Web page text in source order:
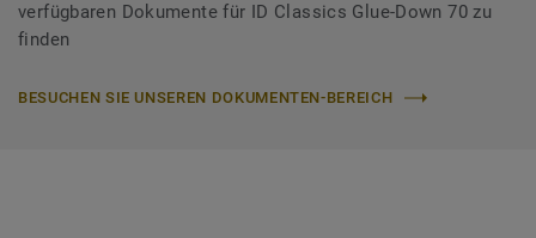
verfügbaren Dokumente für ID Classics Glue-Down 70 zu
finden
BESUCHEN SIE UNSEREN DOKUMENTEN-BEREICH